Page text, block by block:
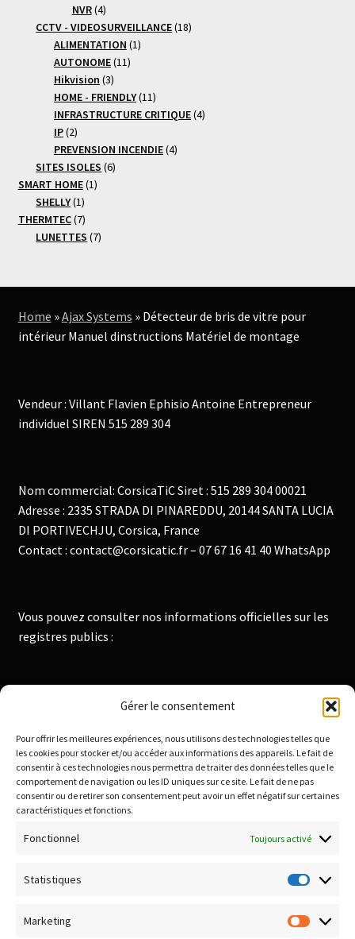
Gérer le consentement
Pour offrir les meilleures expériences, nous utilisons des technologies telles que
les cookies pour stocker et/ou accéder aux informations des appareils. Le fait de
consentir à ces technologies nous permettra de traiter des données telles que le
comportement de navigation ou les ID uniques sur ce site. Le fait de ne pas
consentir ou de retirer son consentement peut avoir un effet négatif sur certaines
caractéristiques et fonctions.
Fonctionnel Toujours activé
Statistiques
Marketing
NVR 44
produits
CCTV - VIDEOSURVEILLANCE 1818
ALIMENTATION 11
AUTONOME 1111
Hikvision 33
produits
HOME - FRIENDLY 1111
produits
INFRASTRUCTURE CRITIQUE 44
IP 22
produits
PREVENSION INCENDIE 44
SITES ISOLES 66
SMART HOME 11
SHELLY 11
produit
THERMTEC 77
produits
LUNETTES 77
Home »Ajax Systems »Détecteur de bris de vitre pour
intérieur Manuel dinstructions Matériel de montage
Vendeur : Villant Flavien Ephisio Antoine Entrepreneur
individuel SIREN 515 289 304
Nom commercial: CorsicaTiC Siret : 515 289 304 00021
Adresse : 2335 STRADA DI PINAREDDU, 20144 SANTA LUCIA
DI PORTIVECHJU, Corsica, France
Contact : contact@corsicatic.fr – 07 67 16 41 40 WhatsApp
Vous pouvez consulter nos informations officielles sur les
registres publics :
Institut National de la Propriété Industrielle :
Infogreffe : https://www.infogreffe.fr
Politique de confidentialité
Paiement sécurisé